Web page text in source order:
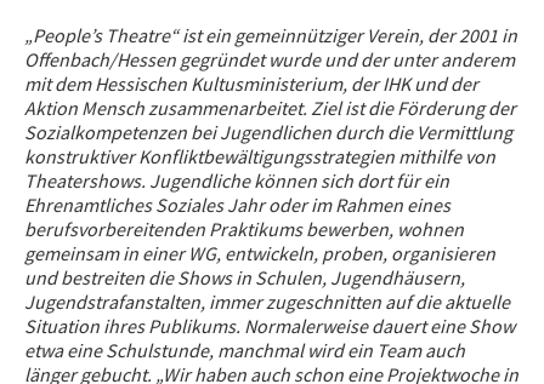
„People’s Theatre“ ist ein gemeinnütziger Verein, der 2001 in
Offenbach/Hessen gegründet wurde und der unter anderem
mit dem Hessischen Kultusministerium, der IHK und der
Aktion Mensch zusammenarbeitet. Ziel ist die Förderung der
Sozialkompetenzen bei Jugendlichen durch die Vermittlung
konstruktiver Konfliktbewäl­tigungsstrategien mithilfe von
Theatershows. Jugendliche können sich dort für ein
Ehrenamtliches Soziales Jahr oder im Rahmen eines
berufsvorbereitenden Praktikums bewerben, wohnen
gemeinsam in einer WG, entwickeln, proben, organisieren
und bestreiten die Shows in Schulen, Jugendhäusern,
Jugendstrafanstalten, immer zugeschnitten auf die aktuelle
Situation ihres Publikums. Normalerweise dauert eine Show
etwa eine Schulstunde, manchmal wird ein Team auch
länger gebucht. „Wir haben auch schon eine Projektwoche in